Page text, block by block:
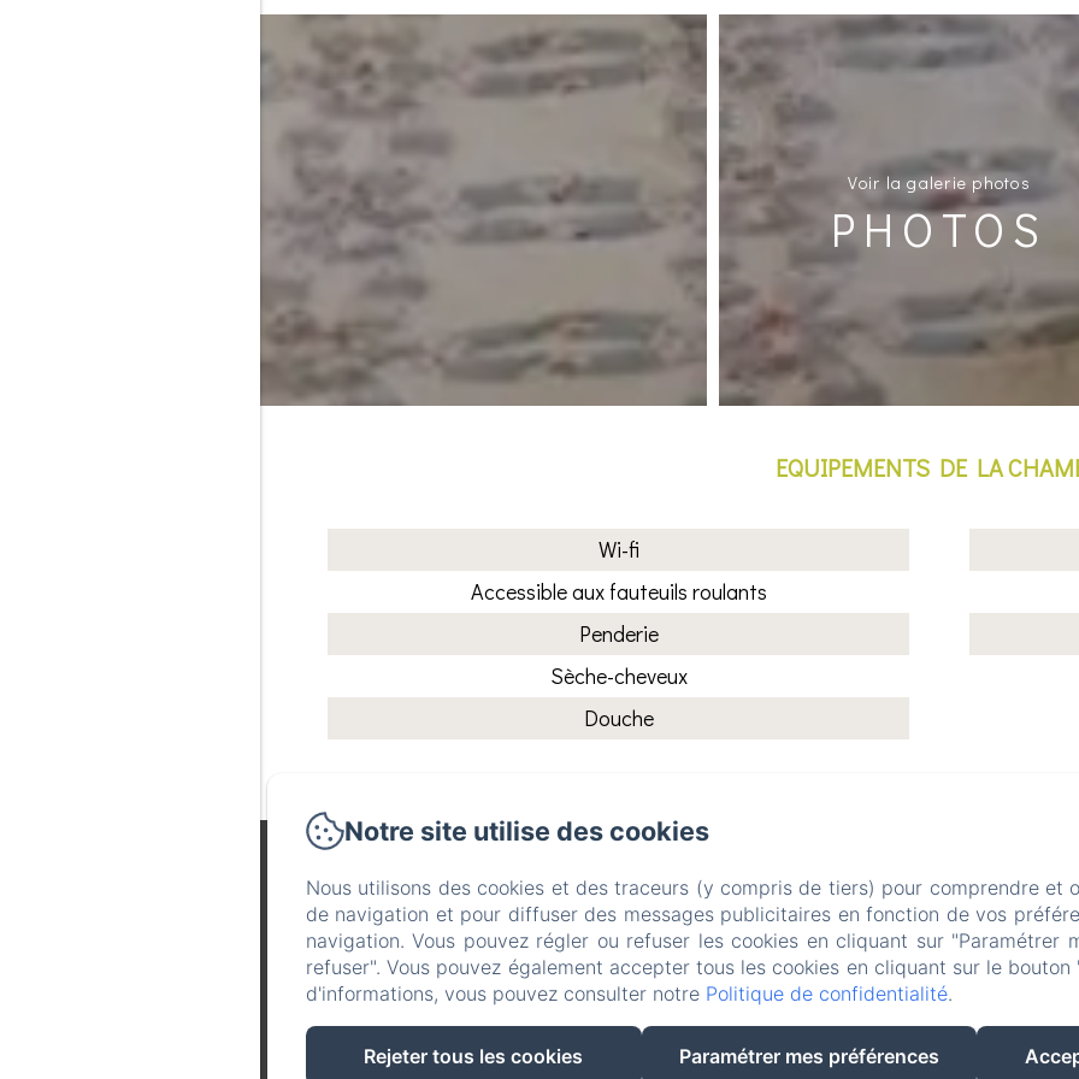
Voir la galerie photos
PHOTOS
EQUIPEMENTS DE LA
Wi-fi
Accessible aux fauteuils roulants
Penderie
Sèche-cheveux
Douche
Agroturismo Erlete
Mentions légales
Mardari Auzoa, 5, Deba, Pais Vasco,
info@erletegoikoa.com
+34618067968
Notre site utilise des cookies
Nous utilisons des cookies et des traceurs (y compris de tiers) pour comprendre et
de navigation et pour diffuser des messages publicitaires en fonction de vos
navigation. Vous pouvez régler ou refuser les cookies en cliquant sur "Paramétrer
refuser". Vous pouvez également accepter tous les cookies en cliquant sur le
d'informations, vous pouvez consulter notre Politique de confidentialité.
Rejeter tous les cookies Paramétrer mes préférences